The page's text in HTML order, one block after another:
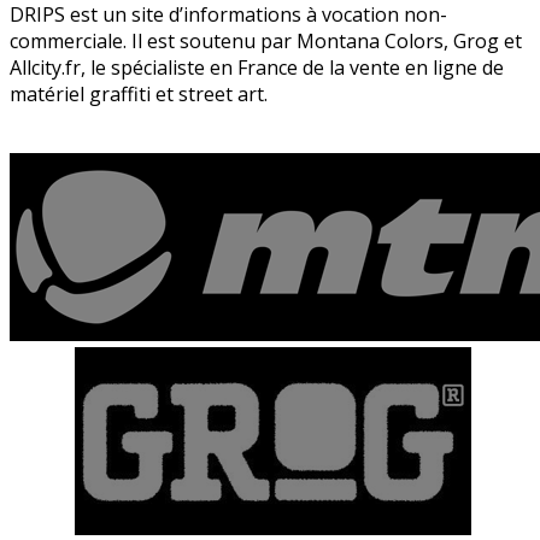
DRIPS est un site d’informations à vocation non-
commerciale. Il est soutenu par Montana Colors, Grog et
Allcity.fr, le spécialiste en France de la vente en ligne de
matériel graffiti et street art.